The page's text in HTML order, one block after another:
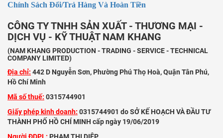
Chính Sách Đổi/Trả Hàng Và Hoàn Tiền
CÔNG TY TNHH SẢN XUẤT - THƯƠNG MẠI -
DỊCH VỤ - KỸ THUẬT NAM KHANG
(NAM KHANG PRODUCTION - TRADING - SERVICE - TECHNICAL
COMPANY LIMITED)
Địa chỉ: 442 D Nguyễn Sơn, Phường Phú Thọ Hoà, Quận Tân Phú,
Hồ Chí Minh
Mã số thuế: 0315744901
Giấy phép kinh doanh: 0315744901 do SỞ KẾ HOẠCH VÀ ĐẦU TƯ
THÀNH PHỐ HỒ CHÍ MINH cấp ngày 19/06/2019